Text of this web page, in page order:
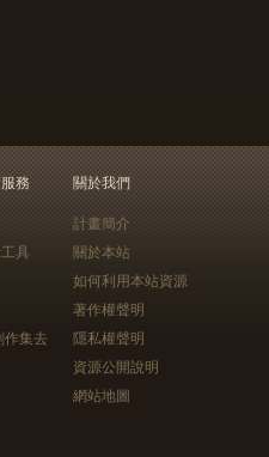
務
具
作集去
關於我們
計畫簡介
關於本站
如何利用本站資源
著作權聲明
隱私權聲明
資源公開說明
網站地圖